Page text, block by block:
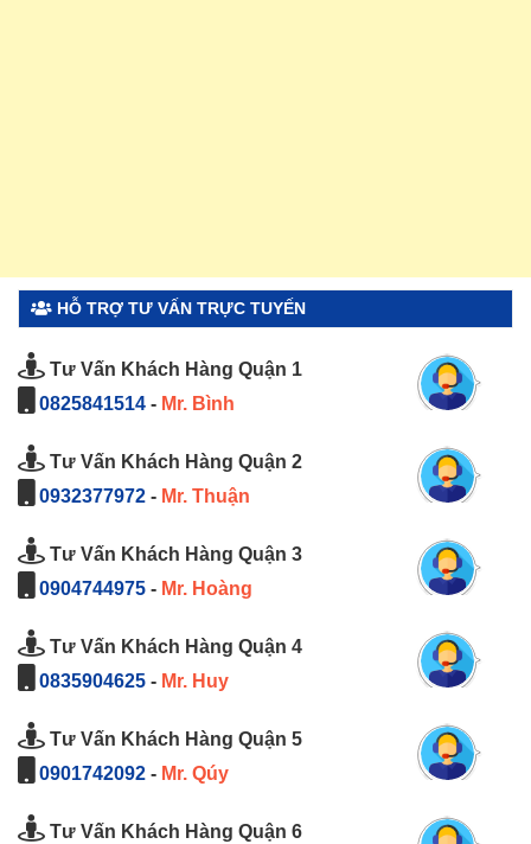
HỖ TRỢ TƯ VẤN TRỰC TUYẾN
Tư Vấn Khách Hàng Quận 1
0825841514 - Mr. Bình
Tư Vấn Khách Hàng Quận 2
0932377972 - Mr. Thuận
Tư Vấn Khách Hàng Quận 3
0904744975 - Mr. Hoàng
Tư Vấn Khách Hàng Quận 4
0835904625 - Mr. Huy
Tư Vấn Khách Hàng Quận 5
0901742092 - Mr. Qúy
Tư Vấn Khách Hàng Quận 6